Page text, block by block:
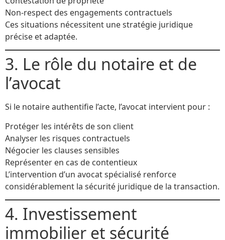
Non-respect des engagements contractuels
Ces situations nécessitent une stratégie juridique
précise et adaptée.
3. Le rôle du notaire et de
l’avocat
Si le notaire authentifie l’acte, l’avocat intervient pour :
Protéger les intérêts de son client
Analyser les risques contractuels
Négocier les clauses sensibles
Représenter en cas de contentieux
L’intervention d’un avocat spécialisé renforce
considérablement la sécurité juridique de la transaction.
4. Investissement
immobilier et sécurité